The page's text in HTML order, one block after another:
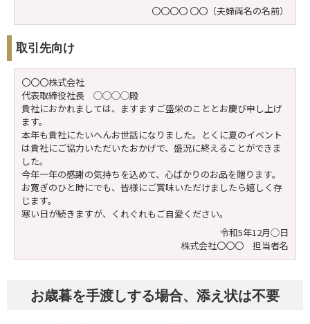
〇〇〇〇 〇〇（夫婦両名の名前）
取引先向け
〇〇〇株式会社
代表取締役社長 ◯◯◯◯殿
貴社におかれましては、ますますご盛栄のこととお慶び申し上げ
ます。
本年も貴社にたいへんお世話になりました。とくに夏のイベント
は貴社にご協力いただいたおかげで、盛況に終えることができま
した。
今年一年の感謝の気持ちを込めて、心ばかりのお品を贈ります。
お寛ぎのひと時にでも、皆様にご賞味いただけましたら嬉しく存
じます。
寒い日が続きますが、くれぐれもご自愛ください。
令和5年12月◯日
株式会社〇〇〇 担当者名
お歳暮を手渡しする場合、添え状は不要